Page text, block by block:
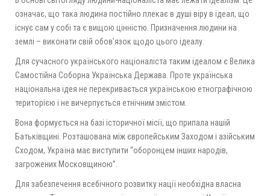
означає, що така людина постійно плекає в душі віру в ідеал, що
існує сам у собі та є вищою цінністю. Призначення людини на
землі – виконати свій обов’язок щодо цього ідеалу.
Для сучасного українського націоналіста таким ідеалом є Велика
Самостійна Соборна Українська Держава. Проте українська
національна ідея не перекривається українською етнографічною
територією і не вичерпується етнічним змістом.
Вона формується на базі історичної місії, що припала нашій
Батьківщині. Розташована між європейським Заходом і азійським
Сходом, Україна має виступити “оборонцем інших народів,
загрожених Московщиною”.
Для забезпечення всебічного розвитку нації необхідна власна